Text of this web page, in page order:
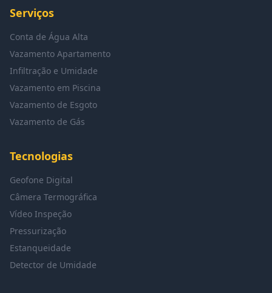
Serviços
Conta de Água Alta
Vazamento Apartamento
Infiltração e Umidade
Vazamento em Piscina
Vazamento de Esgoto
Vazamento de Gás
Tecnologias
Geofone Digital
Câmera Termográfica
Vídeo Inspeção
Pressurização
Estanqueidade
Detector de Umidade